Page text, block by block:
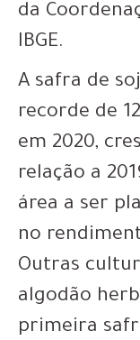
da
IBGE.
A safra de
recorde de
em 2020,
relação a
área a ser
no
Outras
algodão
primeira